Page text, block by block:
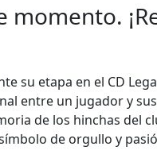
su etapa en el CD
entre un jugador y
de los hinchas del
de orgullo y